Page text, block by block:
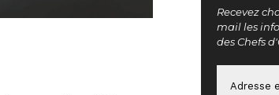
Recevez
mail les
des Chefs